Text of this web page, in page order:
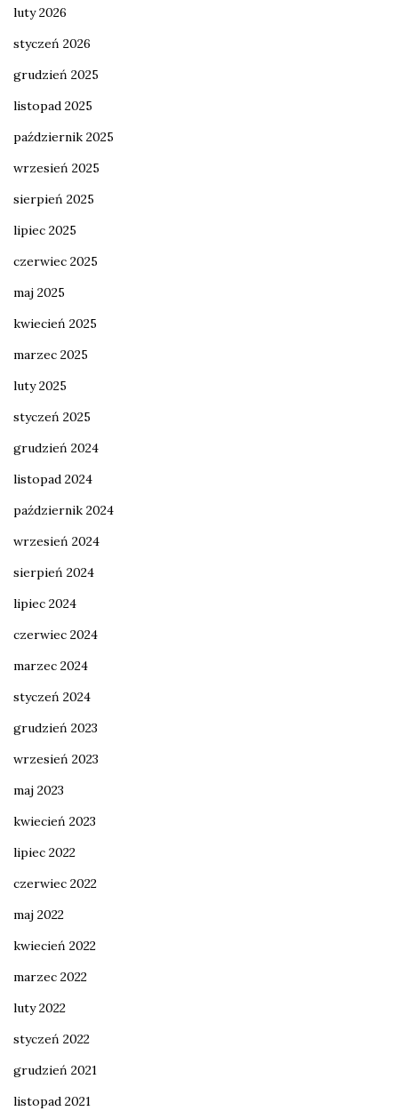
luty 2026
styczeń 2026
grudzień 2025
listopad 2025
październik 2025
wrzesień 2025
sierpień 2025
lipiec 2025
czerwiec 2025
maj 2025
kwiecień 2025
marzec 2025
luty 2025
styczeń 2025
grudzień 2024
listopad 2024
październik 2024
wrzesień 2024
sierpień 2024
lipiec 2024
czerwiec 2024
marzec 2024
styczeń 2024
grudzień 2023
wrzesień 2023
maj 2023
kwiecień 2023
lipiec 2022
czerwiec 2022
maj 2022
kwiecień 2022
marzec 2022
luty 2022
styczeń 2022
grudzień 2021
listopad 2021